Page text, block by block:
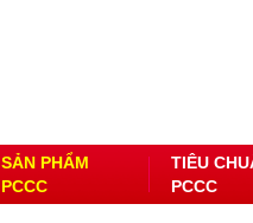
SẢN PHẨM
PCCC
TIÊU
PCCC